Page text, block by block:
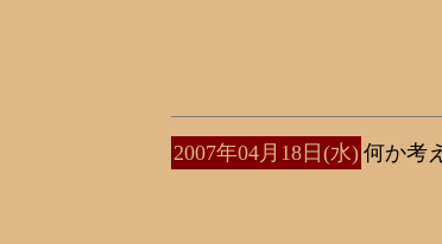
2007年04月18日(水) 何か考